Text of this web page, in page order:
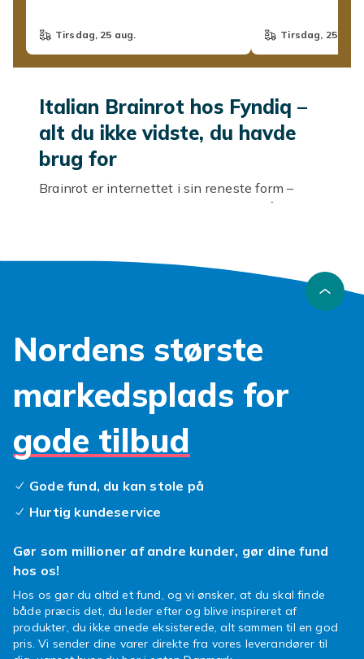
tirsdag, 25 aug. tirsdag, 25 aug.
Italian Brainrot hos Fyndiq –
alt du ikke vidste, du havde
brug for
Brainrot er internettet i sin reneste form –
trends, memes og ting, der føles lige så
stil og hverdag, figurer at samle på eller bare
have stående, og byggeklodser til timer med
kreativt kaos. Brainrot er kort sagt en fest for
Nordens største
markedsplads for
gode tilbud
Gode fund, du kan stole på
Hurtig kundeservice
Gør som millioner af andre kunder, gør dine fund
hos os!
Hos os gør du altid et fund, og vi ønsker, at du skal finde
både præcis det, du leder efter og blive inspireret af
produkter, du ikke anede eksisterede, alt sammen til en god
pris. Vi sender dine varer direkte fra vores leverandører til